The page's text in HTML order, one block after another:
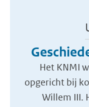
Het KNMI
opgericht bij
Willem III.